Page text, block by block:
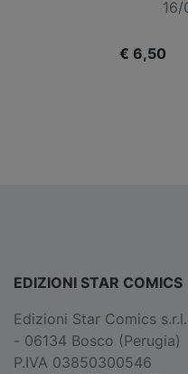
€ 6,50
EDIZIONI STAR COMICS
Edizioni Star Comics
- 06134 Bosco (Perugia)
P.IVA 03850300546